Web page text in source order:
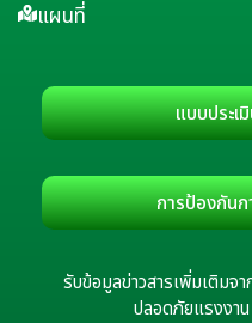
แผนที่
แบบประเ
การป้องกัน
รับข้อมูลข่าวสารเพิ่มเติมจา
ปลอดภัยแรงงาน